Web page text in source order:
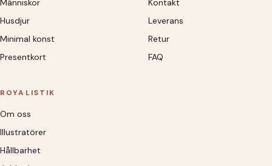
Människor
Husdjur
Minimal konst
Presentkort
Kontakt
Leverans
Retur
FAQ
ROYALISTIK
Om oss
Illustratörer
Hållbarhet